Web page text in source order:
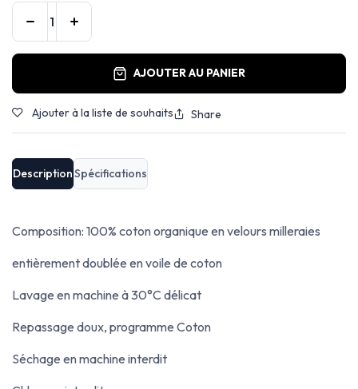
AJOUTER AU PANIER
Ajouter à la liste de souhaits Share
DescriptionSpécifications
Composition: 100% coton organique en velours milleraies
entièrement doublée en voile de coton
Lavage en machine à 30°C délicat
Repassage doux, programme Coton
Séchage en machine interdit